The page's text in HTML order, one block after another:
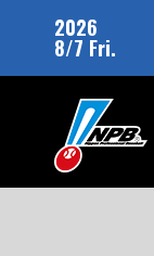
2026
8/7 Fri.